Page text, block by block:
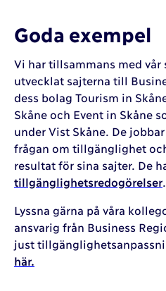
Goda exempel
Vi har tillsammans med vår
utvecklat sajterna till
dess bolag Tourism in
Skåne och Event in Skåne
under Vist Skåne. De
frågan om tillgänglighet
resultat för sina sajter. De
tillgänglighetsredogörelser
Lyssna gärna på våra
ansvarig från Business
just
här.